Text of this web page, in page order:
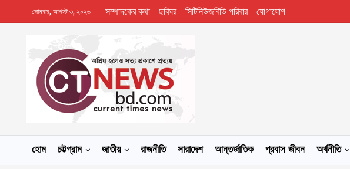
সোমবার, আগস্ট ৩, ২০২৬ সম্পাদকের কথা ছবিঘর সিটিনিউজবিডি পরিবার যোগাযোগ
হোম চট্টগ্রাম জাতীয় রাজনীতি সারাদেশ আন্তর্জাতিক প্রবাস জীবন অর্থনীতি